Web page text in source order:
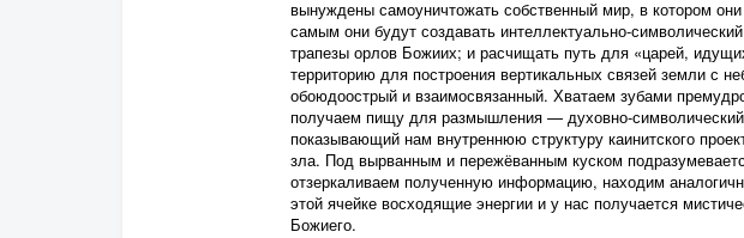
вынуждены самоуничтожать собственный мир, в котором
самым они будут создавать интеллектуально-
трапезы орлов Божиих; и расчищать путь для «царей,
территорию для построения вертикальных связей земли с
обоюдоострый и взаимосвязанный. Хватаем зубами
получаем пищу для размышления — духовно-символический
показывающий нам внутреннюю структуру каинитского
зла. Под вырванным и пережёванным куском
отзеркаливаем полученную информацию, находим
этой ячейке восходящие энергии и у нас получается
Божиего.